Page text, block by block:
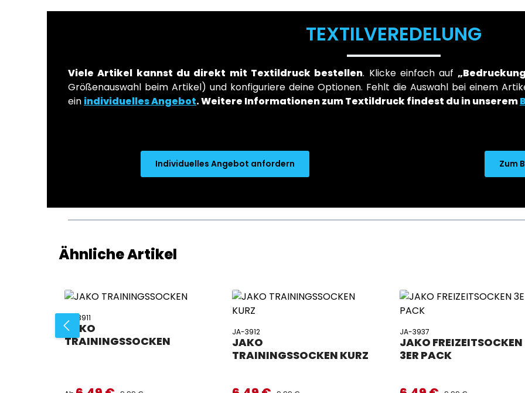
TEXTILVEREDELUNG
Viele Artikel kannst du direkt mit Textildruck bestellen. Klicke einfach auf
Größenauswahl beim Artikel) und konfiguriere deine Optionen. Fehlt die Auswahl bei einem
ein individuelles Angebot.Weitere Informationen zum Textildruck findest du in unserem
Individuelles Angebot anfordern Zum
Produktgalerie überspringen
Ähnliche Artikel
JA-3911
JAKO
TRAININGSSOCKEN
JA-3912
JAKO
TRAININGSSOCKEN KURZ
JA-3937
JAKO FREIZEITSOCKEN
3ER PACK